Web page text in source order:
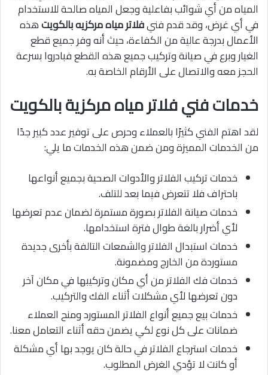
المياه من أي شوائب بفاعلية وجعل المياه صالحة للاستخدام
في أي غرض، وقد قدم فنيفلاتر مياه مركزيه بالكويتهذه
الأعمال بدرجة عالية من الكفاءة، حيث أنه وفر جميع قطع
الغيار وبرع في صيانة وتركيب جميع هذه القطع فبادروا بسرعة
الحجز معه والاتصال على الأرقام الخاصة به.
خدمات فني فلاتر مياه مركزية بالكويت
لقد اهتم الفني كثيرًا بالعملاء وحرص على توفير عدد كبير جدًا
من الخدمات المميزة ومن ضمن هذه الخدمات ما يلي:
خدمات تركيب الفلاتر والأدوات الصحية بجميع أنواعها
باحتراف فلا تتعرض فيما بعد للتلف.
خدمات صيانة الفلاتر بصورة مستمرة لضمان عدم تعرضها
لأي أضرار بالغة طوال فترة استخدامها.
خدمات استبدال الفلاتر والشمعات التالفة بأخرى جديدة
مستوردة من الخارج ومضمونة.
خدمات فك الفلاتر من أي مكان وتركيبها في مكان آخر
دون تعرضها لأي مشكلات أثناء الفك والتركيب.
خدمات بيع جميع أنواع الفلاتر المستورد ومنح العملاء
ضمانات على كل نوع لكي يضمن حقه أثناء التعامل معنا.
خدمات استرجاع الفلاتر في حالة كان يوجد بها أي مشكلة
أو كانت لا تؤدي الغرض المطلوب.